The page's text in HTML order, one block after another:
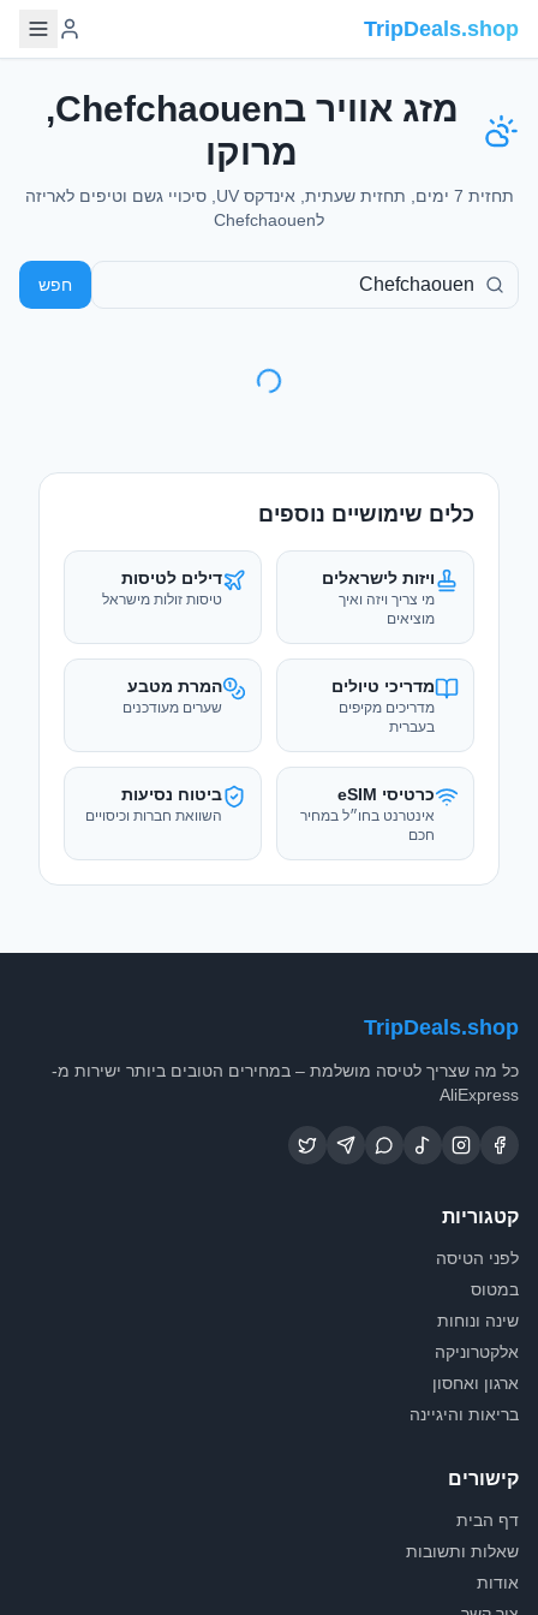
TripDeals.shop
מזג אוויר בChefchaouen,
מרוקו
תחזית 7 ימים, תחזית שעתית, אינדקס UV, סיכויי גשם וטיפים לאריזה
לChefchaouen
חפש
כלים שימושיים נוספים
מי צריך ויזה ואיך
טיסות זולות מישראל
מדריכים מקיפים
בעברית
שערים מעודכנים
אינטרנט בחו״ל במחיר
חכם
השוואת חברות וכיסויים
TripDeals.shop
כל מה שצריך לטיסה מושלמת – במחירים הטובים ביותר ישירות מ-
AliExpress
קטגוריות
לפני הטיסה
במטוס
שינה ונוחות
אלקטרוניקה
ארגון ואחסון
בריאות והיגיינה
קישורים
דף הבית
שאלות ותשובות
אודות